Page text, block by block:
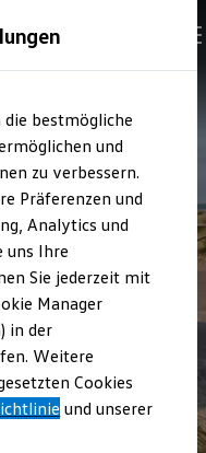
finden
& konfigurieren
bestmögliche
und
zu verbessern.
Präferenzen und
Analytics und
uns Ihre
Sie jederzeit mit
Manager
in der
Weitere
Cookies
und unserer